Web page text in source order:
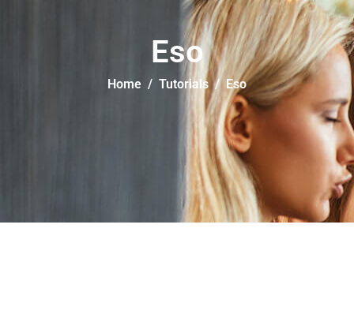
Eso
Home Tutorials Eso